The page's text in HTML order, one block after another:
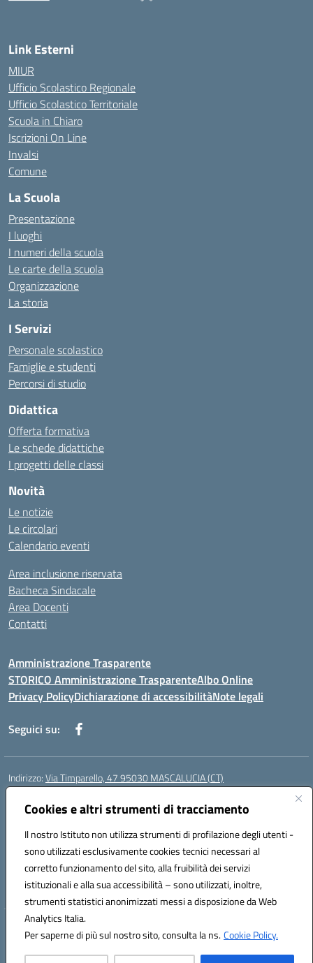
Cookies e altri strumenti di tracciamento
Il nostro Istituto non utilizza strumenti di profilazione degli utenti -
sono utilizzati esclusivamente cookies tecnici necessari al
corretto funzionamento del sito, alla fruibilità dei servizi
istituzionali e alla sua accessibilità – sono utilizzati, inoltre,
strumenti statistici anonimizzati messi a disposizione da Web
Analytics Italia.
Per saperne di più sul nostro sito, consulta la ns.Cookie Policy.
Link Esterni
MIUR
Ufficio Scolastico Regionale
Ufficio Scolastico Territoriale
Scuola in Chiaro
Iscrizioni On Line
Invalsi
Comune
La Scuola
Presentazione
I luoghi
I numeri della scuola
Le carte della scuola
Organizzazione
La storia
I Servizi
Personale scolastico
Famiglie e studenti
Percorsi di studio
Didattica
Offerta formativa
Le schede didattiche
I progetti delle classi
Novità
Le notizie
Le circolari
Calendario eventi
Area inclusione riservata
Bacheca Sindacale
Area Docenti
Contatti
Amministrazione Trasparente
STORICO Amministrazione TrasparenteAlbo Online
Privacy PolicyDichiarazione di accessibilitàNote legali
Seguici su:
Indirizzo:Via Timparello, 47 95030 MASCALUCIA (CT)
Centralino:0957277486 Email:ctic8bc002@istruzione.it
Posta elettronica certificata (PEC):ctic8bc002@pec.istruzione.it
Codice fiscale: 93238350875
Codice meccanografico:ctic8bc002
Codice Indice delle Pubbliche Amministrazioni (IPA): istsc_ctic8bc002
Codice unico di fatturazione (CUF): 2PO2JW
Hosting & Powered by 3D Solution S.r.l.
Concept & Design by Designers Italia